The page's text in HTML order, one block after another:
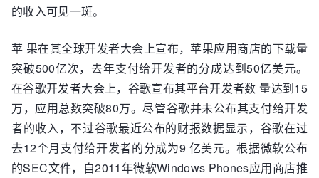
的收入可见一斑。
苹 果在其全球开发者大会上宣布，苹果应用商店的下载量
突破500亿次，去年支付给开发者的分成达到50亿美元。
在谷歌开发者大会上，谷歌宣布其平台开发者数 量达到15
万，应用总数突破80万。尽管谷歌并未公布其支付给开发
者的收入，不过谷歌最近公布的财报数据显示，谷歌在过
去12个月支付给开发者的分成为9 亿美元。根据微软公布
的SEC文件，自2011年微软Windows Phones应用商店推